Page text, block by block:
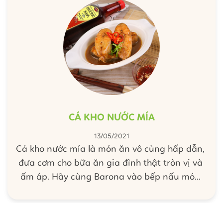
CÁ KHO NƯỚC MÍA
13/05/2021
Cá kho nước mía là món ăn vô cùng hấp dẫn,
đưa cơm cho bữa ăn gia đình thật tròn vị và
ấm áp. Hãy cùng Barona vào bếp nấu món